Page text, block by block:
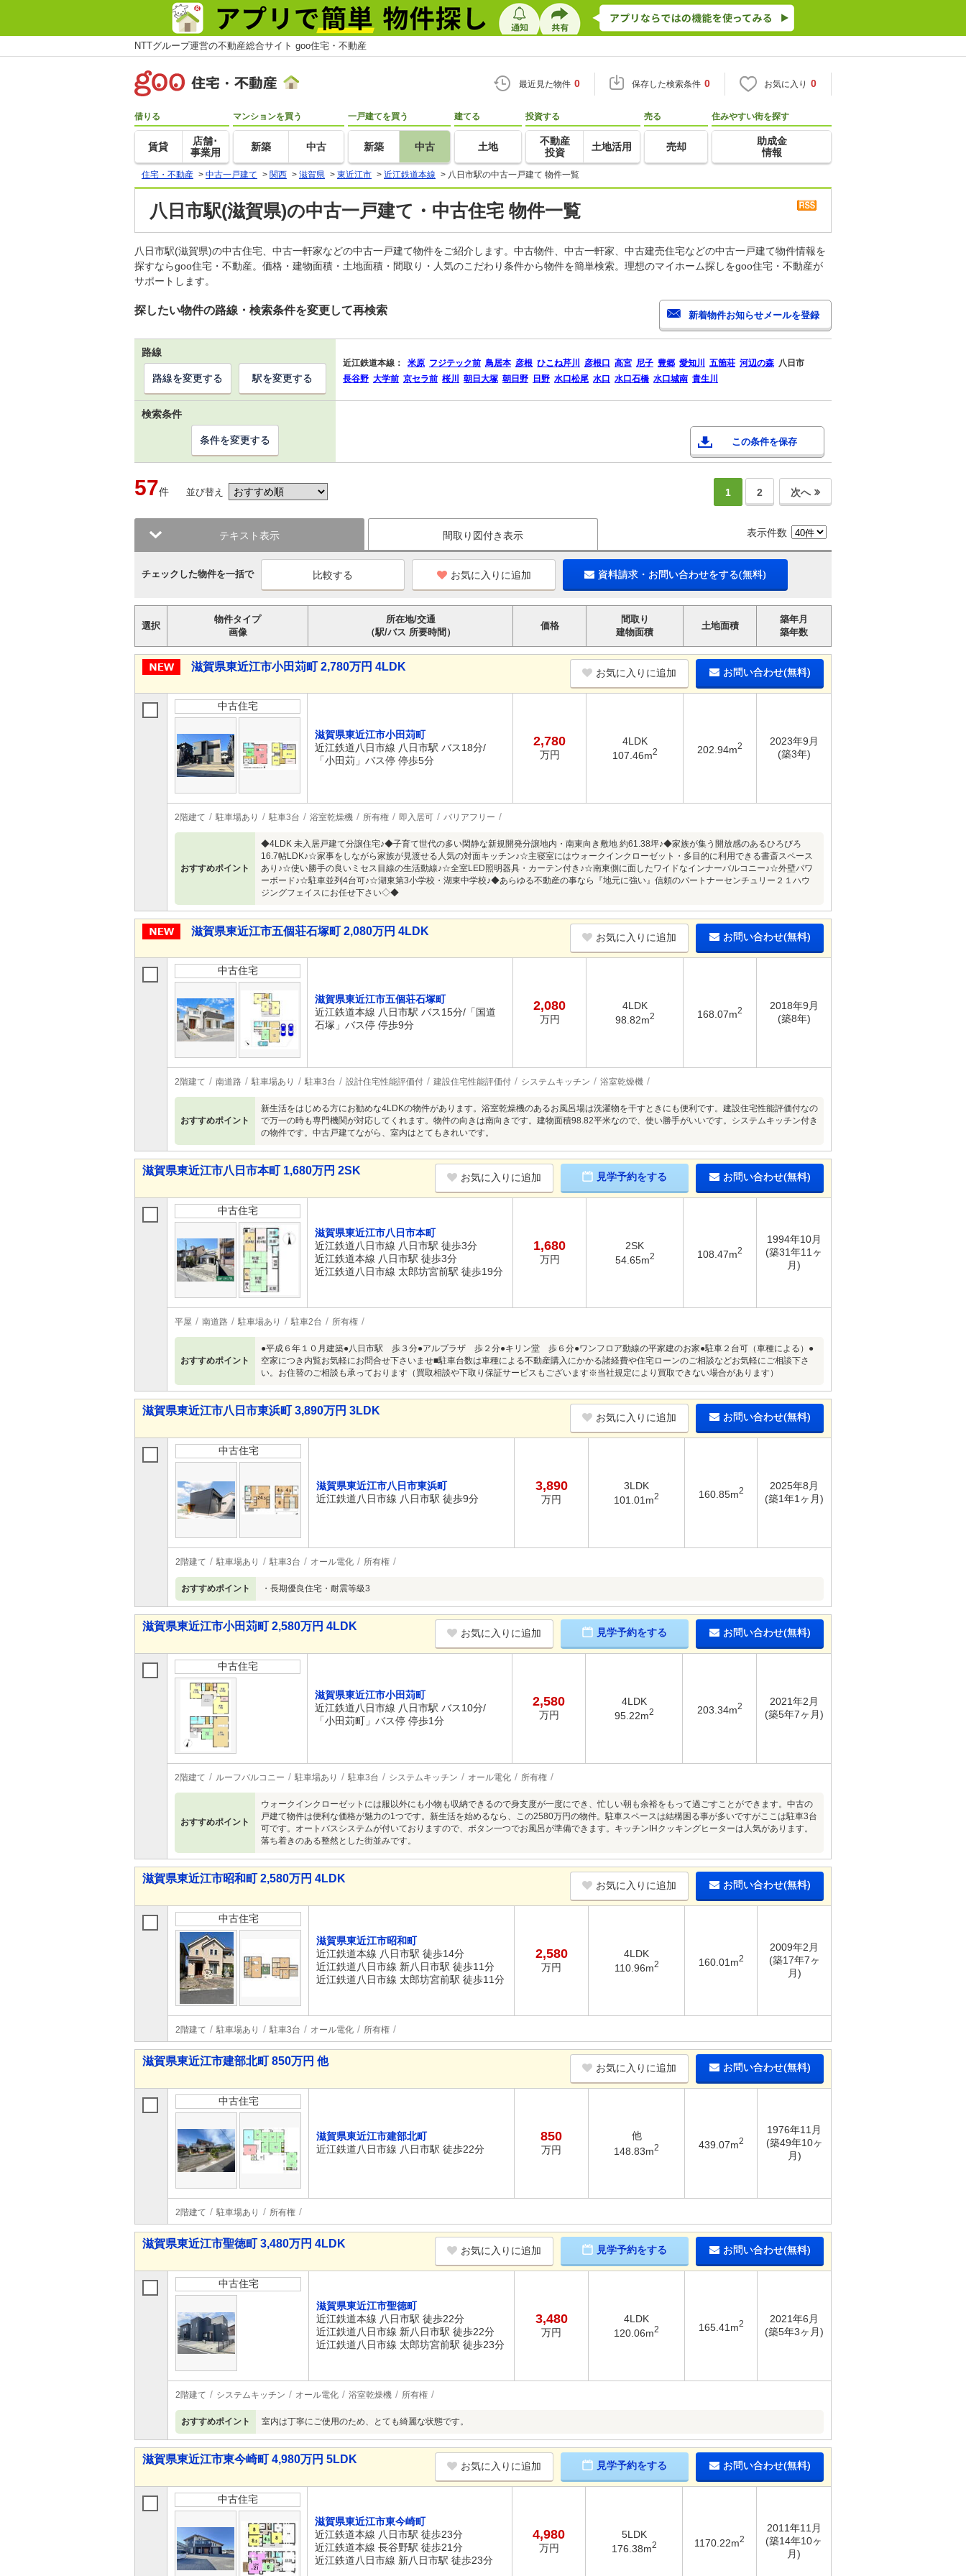
NTTグループ運営の不動産総合サイト goo住宅・不動産
最近見た物件 0 保存した検索条件 0 お気に入り 0
借りる
賃貸
店舗･
事業用
マンションを買う
新築 中古
一戸建てを買う
新築 中古
建てる
土地
投資する
不動産
投資
土地活用
売る
売却
住みやすい街を探す
助成金
情報
住宅・不動産 > 中古一戸建て > 関西 > 滋賀県 > 東近江市 > 近江鉄道本線 > 八日市駅の中古一戸建て 物件一覧
八日市駅(滋賀県)の中古一戸建て・中古住宅 物件一覧
八日市駅(滋賀県)の中古住宅、中古一軒家などの中古一戸建て物件をご紹介します。中古物件、中古一軒家、中古建売住宅などの中古一戸建て物件情報を
探すならgoo住宅・不動産。価格・建物面積・土地面積・間取り・人気のこだわり条件から物件を簡単検索。理想のマイホーム探しをgoo住宅・不動産が
サポートします。
探したい物件の路線・検索条件を変更して再検索
路線
近江鉄道本線： 米原 フジテック前 鳥居本 彦根 ひこね芹川 彦根口 高宮 尼子 豊郷 愛知川 五箇荘 河辺の森 八日市
長谷野 大学前 京セラ前 桜川 朝日大塚 朝日野 日野 水口松尾 水口 水口石橋 水口城南 貴生川
路線を変更する 駅を変更する
検索条件
この条件を保存
条件を変更する
57件 並び替え 1 2 次へ
テキスト表示 間取り図付き表示 表示件数
チェックした物件を一括で お気に入りに追加 資料請求・お問い合わせをする(無料)
選択
物件タイプ
画像
所在地/交通
（駅/バス 所要時間）
価格
間取り
建物面積
土地面積
築年月
築年数
滋賀県東近江市小田苅町 2,780万円 4LDK お気に入りに追加 お問い合わせ(無料)
中古住宅
滋賀県東近江市小田苅町
近江鉄道八日市線 八日市駅 バス18分/
「小田苅」バス停 停歩5分
2,780
万円
4LDK
107.46m2 202.94m2
2023年9月
(築3年)
2階建て 駐車場あり 駐車3台 浴室乾燥機 所有権 即入居可 バリアフリー
おすすめポイント
◆4LDK 未入居戸建て分譲住宅♪◆子育て世代の多い閑静な新規開発分譲地内・南東向き敷地 約61.38坪♪◆家族が集う開放感のあるひろびろ
16.7帖LDK♪☆家事をしながら家族が見渡せる人気の対面キッチン♪☆主寝室にはウォークインクローゼット・多目的に利用できる書斎スペース
あり♪☆使い勝手の良いミセス目線の生活動線♪☆全室LED照明器具・カーテン付き♪☆南東側に面したワイドなインナーバルコニー♪☆外壁パワ
ーボード♪☆駐車並列4台可♪☆湖東第3小学校・湖東中学校♪◆あらゆる不動産の事なら『地元に強い』信頼のパートナーセンチュリー２１ハウ
ジングフェイスにお任せ下さい◇◆
滋賀県東近江市五個荘石塚町 2,080万円 4LDK お気に入りに追加 お問い合わせ(無料)
中古住宅
滋賀県東近江市五個荘石塚町
近江鉄道本線 八日市駅 バス15分/「国道
石塚」バス停 停歩9分
2,080
万円
4LDK
98.82m2 168.07m2
2018年9月
(築8年)
2階建て 南道路 駐車場あり 駐車3台 設計住宅性能評価付 建設住宅性能評価付 システムキッチン 浴室乾燥機
おすすめポイント
新生活をはじめる方にお勧めな4LDKの物件があります。浴室乾燥機のあるお風呂場は洗濯物を干すときにも便利です。建設住宅性能評価付なの
で万一の時も専門機関が対応してくれます。物件の向きは南向きです。建物面積98.82平米なので、使い勝手がいいです。システムキッチン付き
の物件です。中古戸建てながら、室内はとてもきれいです。
滋賀県東近江市八日市本町 1,680万円 2SK
お気に入りに追加 見学予約をする お問い合わせ(無料)
中古住宅
滋賀県東近江市八日市本町
近江鉄道八日市線 八日市駅 徒歩3分
近江鉄道本線 八日市駅 徒歩3分
近江鉄道八日市線 太郎坊宮前駅 徒歩19分
1,680
万円
2SK
54.65m2 108.47m2
1994年10月
(築31年11ヶ
月)
平屋 南道路 駐車場あり 駐車2台 所有権
おすすめポイント
●平成６年１０月建築●八日市駅 歩３分●アルプラザ 歩２分●キリン堂 歩６分●ワンフロア動線の平家建のお家●駐車２台可（車種による）●
空家につき内覧お気軽にお問合せ下さいませ■駐車台数は車種による不動産購入にかかる諸経費や住宅ローンのご相談などお気軽にご相談下さ
い。お住替のご相談も承っております（買取相談や下取り保証サービスもございます※当社規定により買取できない場合があります）
滋賀県東近江市八日市東浜町 3,890万円 3LDK
お気に入りに追加 お問い合わせ(無料)
中古住宅
滋賀県東近江市八日市東浜町
近江鉄道八日市線 八日市駅 徒歩9分
3,890
万円
3LDK
101.01m2 160.85m2
2025年8月
(築1年1ヶ月)
2階建て 駐車場あり 駐車3台 オール電化 所有権
おすすめポイント ・長期優良住宅・耐震等級3
滋賀県東近江市小田苅町 2,580万円 4LDK
お気に入りに追加 見学予約をする お問い合わせ(無料)
中古住宅
滋賀県東近江市小田苅町
近江鉄道八日市線 八日市駅 バス10分/
「小田苅町」バス停 停歩1分
2,580
万円
4LDK
95.22m2 203.34m2
2021年2月
(築5年7ヶ月)
2階建て ルーフバルコニー 駐車場あり 駐車3台 システムキッチン オール電化 所有権
おすすめポイント
ウォークインクローゼットには服以外にも小物も収納できるので身支度が一度にでき、忙しい朝も余裕をもって過ごすことができます。中古の
戸建て物件は便利な価格が魅力の1つです。新生活を始めるなら、この2580万円の物件。駐車スペースは結構困る事が多いですがここは駐車3台
可です。オートバスシステムが付いておりますので、ボタン一つでお風呂が準備できます。キッチンIHクッキングヒーターは人気があります。
落ち着きのある整然とした街並みです。
滋賀県東近江市昭和町 2,580万円 4LDK
お気に入りに追加 お問い合わせ(無料)
中古住宅
滋賀県東近江市昭和町
近江鉄道本線 八日市駅 徒歩14分
近江鉄道八日市線 新八日市駅 徒歩11分
近江鉄道八日市線 太郎坊宮前駅 徒歩11分
2,580
万円
4LDK
110.96m2 160.01m2
2009年2月
(築17年7ヶ
月)
2階建て 駐車場あり 駐車3台 オール電化 所有権
滋賀県東近江市建部北町 850万円 他
お気に入りに追加 お問い合わせ(無料)
中古住宅
滋賀県東近江市建部北町
近江鉄道八日市線 八日市駅 徒歩22分
850
万円
他
148.83m2 439.07m2
1976年11月
(築49年10ヶ
月)
2階建て 駐車場あり 所有権
滋賀県東近江市聖徳町 3,480万円 4LDK
お気に入りに追加 見学予約をする お問い合わせ(無料)
中古住宅
滋賀県東近江市聖徳町
近江鉄道本線 八日市駅 徒歩22分
近江鉄道八日市線 新八日市駅 徒歩22分
近江鉄道八日市線 太郎坊宮前駅 徒歩23分
3,480
万円
4LDK
120.06m2 165.41m2
2021年6月
(築5年3ヶ月)
2階建て システムキッチン オール電化 浴室乾燥機 所有権
おすすめポイント 室内は丁寧にご使用のため、とても綺麗な状態です。
滋賀県東近江市東今崎町 4,980万円 5LDK
お気に入りに追加 見学予約をする お問い合わせ(無料)
中古住宅
滋賀県東近江市東今崎町
近江鉄道本線 八日市駅 徒歩23分
近江鉄道本線 長谷野駅 徒歩21分
近江鉄道八日市線 新八日市駅 徒歩23分
4,980
万円
5LDK
176.38m2 1170.22m2
2011年11月
(築14年10ヶ
月)